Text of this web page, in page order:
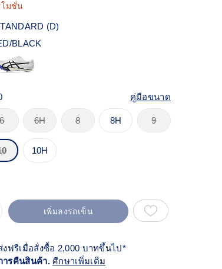
โมชั่น
(D)
BLACK
คู่มือขนาด
6 6H 8 8H 9
10H
เพิ่มลงรถเข็น
งฟรีเมื่อสั่งซื้อ 2,000 บาทขึ้นไป*
ารคืนสินค้า.ศีกษาเพิ่มเติม